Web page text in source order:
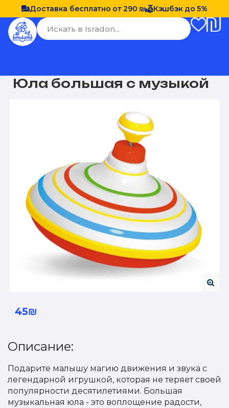
Доставка бесплатно от 290 ₪ Кэшбэк до 5%
Юла большая с музыкой
45₪
Описание:
Подарите малышу магию движения и звука с
легендарной игрушкой, которая не теряет своей
популярности десятилетиями. Большая
музыкальная юла - это воплощение радости,